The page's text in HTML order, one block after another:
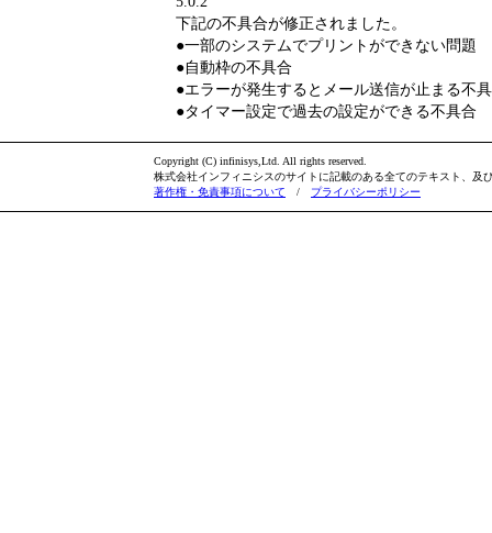
下記の不具合が修正されました。
●一部のシステムでプリントができない問題
●自動枠の不具合
●エラーが発生するとメール送信が止まる不
●タイマー設定で過去の設定ができる不具合
Copyright (C) infinisys,Ltd. All rights reserved.
株式会社インフィニシスのサイトに記載のある全てのテキスト、及
著作権・免責事項について / プライバシーポリシー